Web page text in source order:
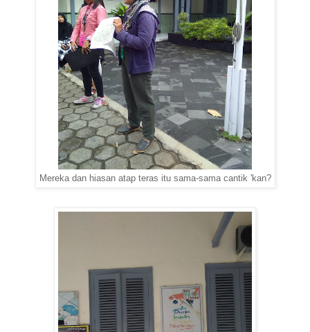
Mereka dan hiasan atap teras itu sama-sama cantik 'kan?